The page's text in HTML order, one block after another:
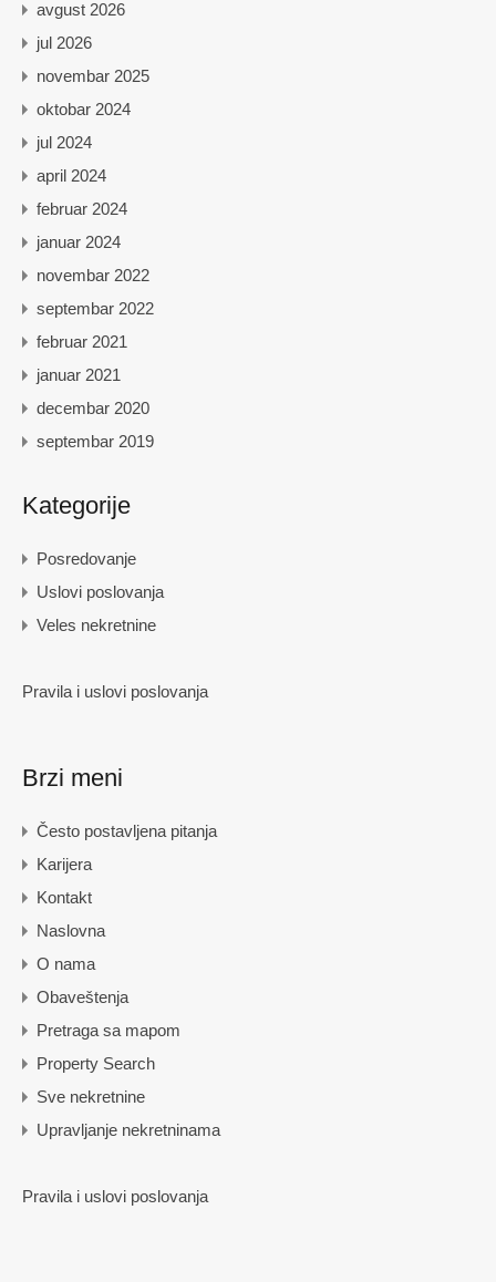
avgust 2026
jul 2026
novembar 2025
oktobar 2024
jul 2024
april 2024
februar 2024
januar 2024
novembar 2022
septembar 2022
februar 2021
januar 2021
decembar 2020
septembar 2019
Kategorije
Posredovanje
Uslovi poslovanja
Veles nekretnine
Pravila i uslovi poslovanja
Brzi meni
Često postavljena pitanja
Karijera
Kontakt
Naslovna
O nama
Obaveštenja
Pretraga sa mapom
Property Search
Sve nekretnine
Upravljanje nekretninama
Pravila i uslovi poslovanja